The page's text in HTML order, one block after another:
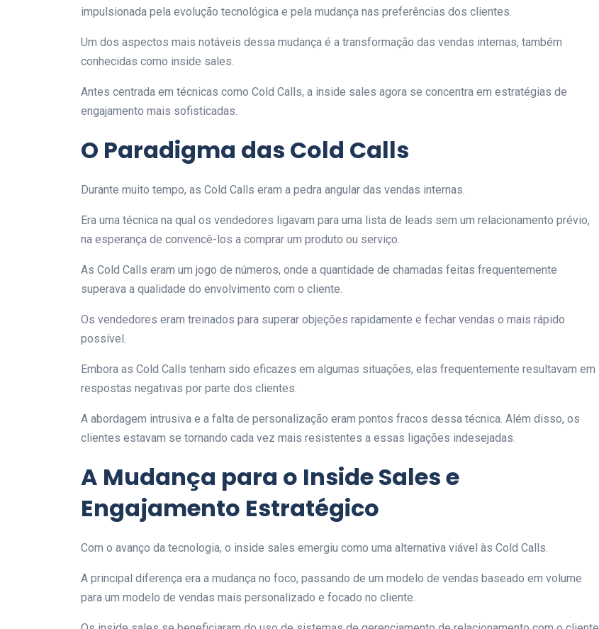
impulsionada pela evolução tecnológica e pela mudança nas preferências dos clientes.
Um dos aspectos mais notáveis dessa mudança é a transformação das vendas internas, também
conhecidas como inside sales.
Antes centrada em técnicas como Cold Calls, a inside sales agora se concentra em estratégias de
engajamento mais sofisticadas.
O Paradigma das Cold Calls
Durante muito tempo, as Cold Calls eram a pedra angular das vendas internas.
Era uma técnica na qual os vendedores ligavam para uma lista de leads sem um relacionamento prévio,
na esperança de convencê-los a comprar um produto ou serviço.
As Cold Calls eram um jogo de números, onde a quantidade de chamadas feitas frequentemente
superava a qualidade do envolvimento com o cliente.
Os vendedores eram treinados para superar objeções rapidamente e fechar vendas o mais rápido
possível.
Embora as Cold Calls tenham sido eficazes em algumas situações, elas frequentemente resultavam em
respostas negativas por parte dos clientes.
A abordagem intrusiva e a falta de personalização eram pontos fracos dessa técnica. Além disso, os
clientes estavam se tornando cada vez mais resistentes a essas ligações indesejadas.
A Mudança para o Inside Sales e
Engajamento Estratégico
Com o avanço da tecnologia, o inside sales emergiu como uma alternativa viável às Cold Calls.
A principal diferença era a mudança no foco, passando de um modelo de vendas baseado em volume
para um modelo de vendas mais personalizado e focado no cliente.